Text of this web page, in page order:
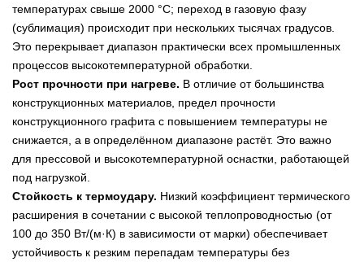
температурах свыше 2000 °С; переход в газовую фазу
(сублимация) происходит при нескольких тысячах градусов.
Это перекрывает диапазон практически всех промышленных
процессов высокотемпературной обработки.
Рост прочности при нагреве. В отличие от большинства
конструкционных материалов, предел прочности
конструкционного графита с повышением температуры не
снижается, а в определённом диапазоне растёт. Это важно
для прессовой и высокотемпературной оснастки, работающей
под нагрузкой.
Стойкость к термоудару. Низкий коэффициент термического
расширения в сочетании с высокой теплопроводностью (от
100 до 350 Вт/(м·К) в зависимости от марки) обеспечивает
устойчивость к резким перепадам температуры без